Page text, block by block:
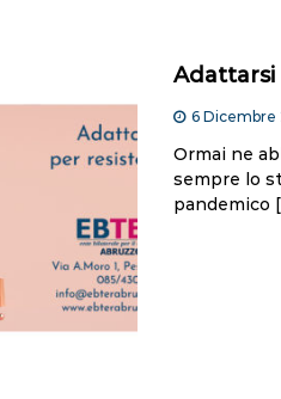
Adattarsi
6 Dicembre
Ormai ne
sempre lo
pandemico